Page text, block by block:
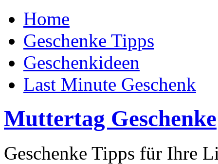
Home
Geschenke Tipps
Geschenkideen
Last Minute Geschenk
Muttertag Geschenke
Geschenke Tipps für Ihre